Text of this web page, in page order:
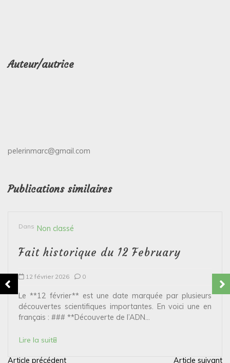
Auteur/autrice
pelerinmarc@gmail.com
Publications similaires
Dans Non classé
Fait historique du 12 February
12 février 2026 0
Le **12 février** est une date marquée par plusieurs
découvertes scientifiques importantes. En voici une en
français : ### **Découverte de l’ADN...
Lire la suite
Article précédent Article suivant